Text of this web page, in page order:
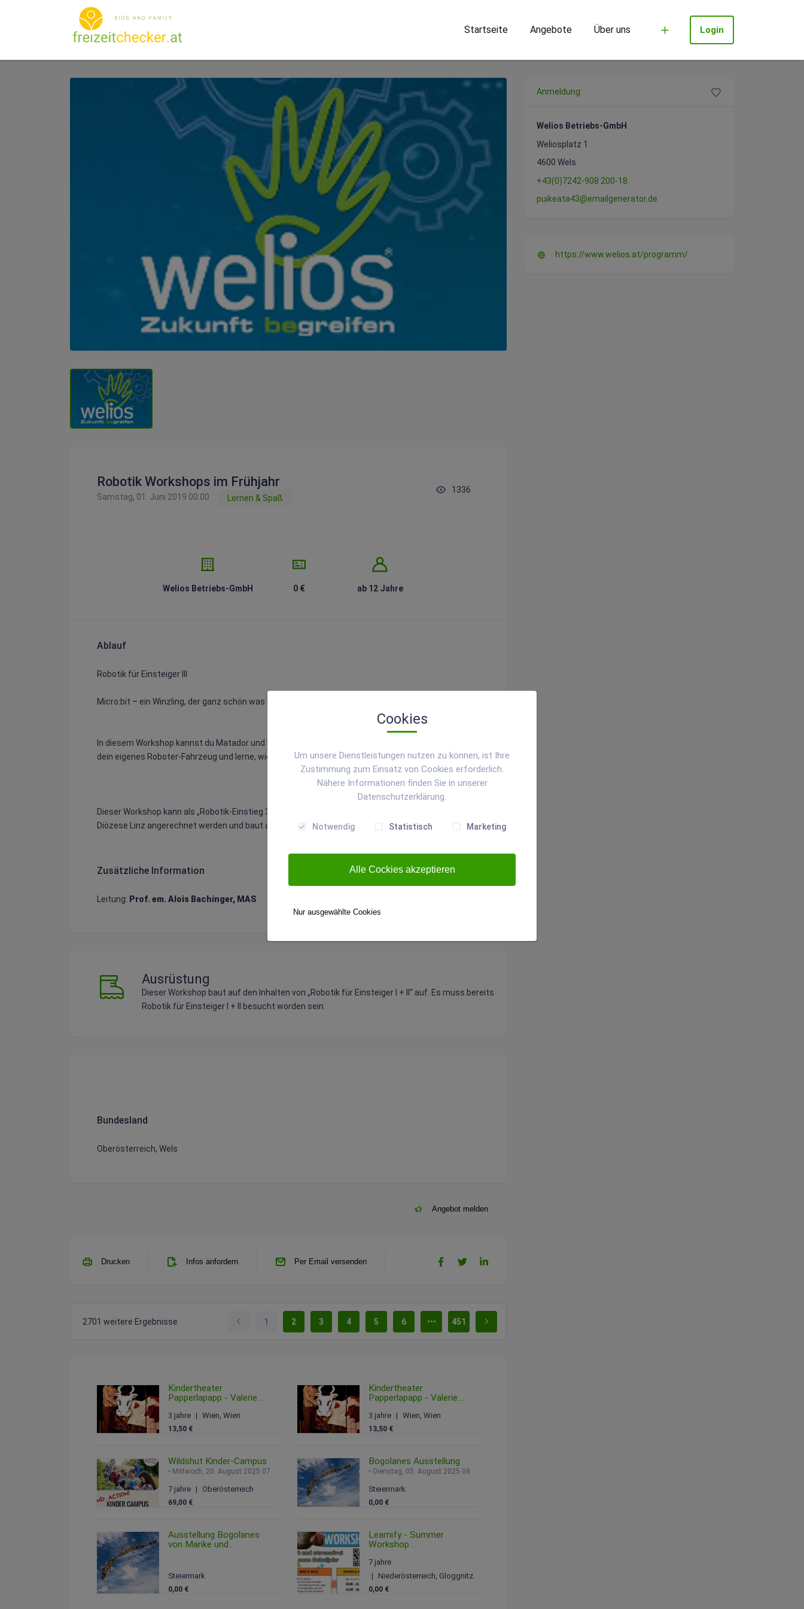
Startseite Angebote Über uns Login
Anmeldung:
Welios Betriebs-GmbH
Weliosplatz 1
4600 Wels
+43(0)7242-908 200-18
puikeata43@emailgenerator.de
https://www.welios.at/programm/
Robotik Workshops im Frühjahr
Samstag, 01. Juni 2019 00:00 Lernen & Spaß
1336
Welios Betriebs-GmbH 0 € ab 12 Jahre
Ablauf
Robotik für Einsteiger III
Micro:bit – ein Winzling, der ganz schön was kann
In diesem Workshop kannst du Matador und Micro:bit-Programmierung kombinieren. Plane und baue
dein eigenes Roboter-Fahrzeug und lerne, wie du es mit dem Micro:bit steuerst und betreibst.
Dieser Workshop kann als „Robotik-Einstieg 3“ (R3) im MINT-Passport des Media-Labs der PH der
Zusätzliche Information
Leitung: Prof. em. Alois Bachinger, MAS
Ausrüstung
Dieser Workshop baut auf den Inhalten von „Robotik für Einsteiger I + II“ auf. Es muss bereits
Robotik für Einsteiger I + II besucht worden sein.
Bundesland
Oberösterreich, Wels
Angebot melden
Drucken Infos anfordern Per Email versenden
2701 weitere Ergebnisse 1 2 3 4 5 6 451
Kindertheater
Papperlapapp - Valerie
Schaukel
3 jahre Wien, Wien
13,50 €
Kindertheater
Papperlapapp - Valerie
Schaukel
3 jahre Wien, Wien
13,50 €
Wildshut Kinder-Campus
Mittwoch, 20. August 2025 07:00
7 jahre Oberösterreich
69,00 €
Bogolanes Ausstellung
Dienstag, 05. August 2025 08:00
Steiermark
0,00 €
Ausstellung Bogolanes
von Marike und
Steiermark
0,00 €
Learnify - Summer
Workshop
7 jahre
Niederösterreich, Gloggnitz
0,00 €
Cookies
Um unsere Dienstleistungen nutzen zu können, ist Ihre
Zustimmung zum Einsatz von Cookies erforderlich.
Nähere Informationen finden Sie in unserer
Datenschutzerklärung.
Notwendig Statistisch Marketing
Alle Cockies akzeptieren
Nur ausgewählte Cookies